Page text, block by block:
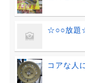
☆○○放題
コアな人